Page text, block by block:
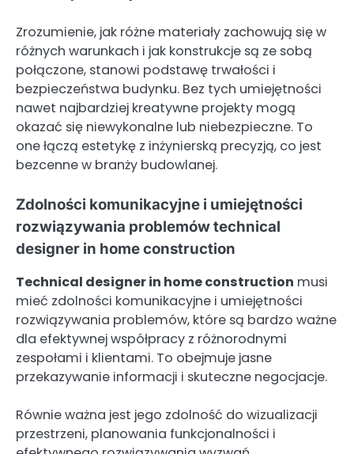
Zrozumienie, jak różne materiały zachowują się w
różnych warunkach i jak konstrukcje są ze sobą
połączone, stanowi podstawę trwałości i
bezpieczeństwa budynku. Bez tych umiejętności
nawet najbardziej kreatywne projekty mogą
okazać się niewykonalne lub niebezpieczne. To
one łączą estetykę z inżynierską precyzją, co jest
bezcenne w branży budowlanej.
Zdolności komunikacyjne i umiejętności
rozwiązywania problemów technical
designer in home construction
Technical designer in home construction musi
mieć zdolności komunikacyjne i umiejętności
rozwiązywania problemów, które są bardzo ważne
dla efektywnej współpracy z różnorodnymi
zespołami i klientami. To obejmuje jasne
przekazywanie informacji i skuteczne negocjacje.
Równie ważna jest jego zdolność do wizualizacji
przestrzeni, planowania funkcjonalności i